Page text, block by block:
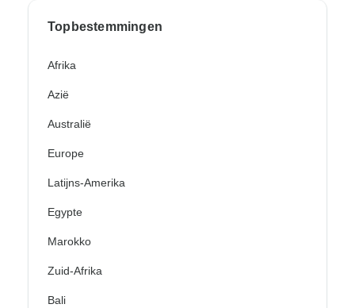
Topbestemmingen
Afrika
Azië
Australië
Europe
Latijns-Amerika
Egypte
Marokko
Zuid-Afrika
Bali